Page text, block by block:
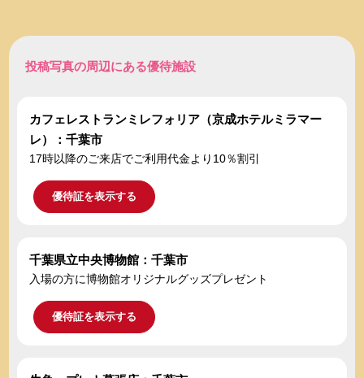
投稿写真の周辺にある優待施設
カフェレストランミレフォリア（京成ホテルミラマー
レ）：千葉市
17時以降のご来店でご利用代金より10％割引
優待証を表示する
千葉県立中央博物館：千葉市
入場の方に博物館オリジナルグッズプレゼント
優待証を表示する